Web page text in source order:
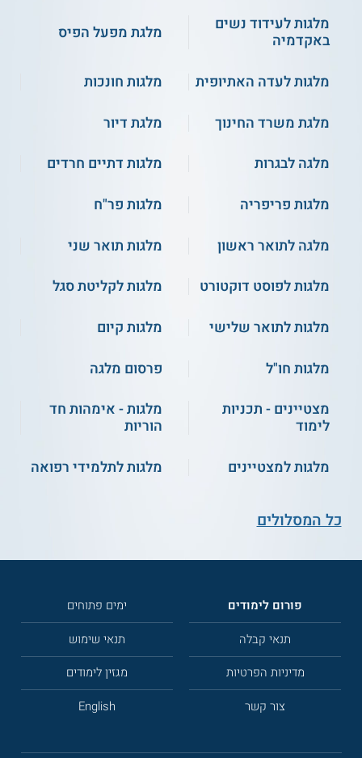
מלגות לעידוד נשים
באקדמיה
מלגת מפעל הפיס
מלגות לעדה האתיופית
מלגות חונכות
מלגת משרד החינוך
מלגת דיור
מלגה לבגרות
מלגות דתיים חרדים
מלגות פריפריה
מלגות פר"ח
מלגה לתואר ראשון
מלגות תואר שני
מלגות לפוסט דוקטורט
מלגות לקליטת סגל
מלגות לתואר שלישי
מלגות קיום
מלגות חו"ל
פרסום מלגה
מצטיינים - תכניות
לימוד
מלגות - אימהות חד
הוריות
מלגות למצטיינים
מלגות לתלמידי רפואה
כל המסלולים
פורום לימודים
ימים פתוחים
תנאי קבלה
תנאי שימוש
מדיניות הפרטיות
מגזין לימודים
צור קשר
English